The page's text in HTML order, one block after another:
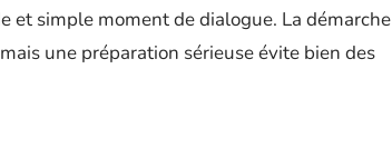
et simple moment de dialogue. La démarche
une préparation sérieuse évite bien des